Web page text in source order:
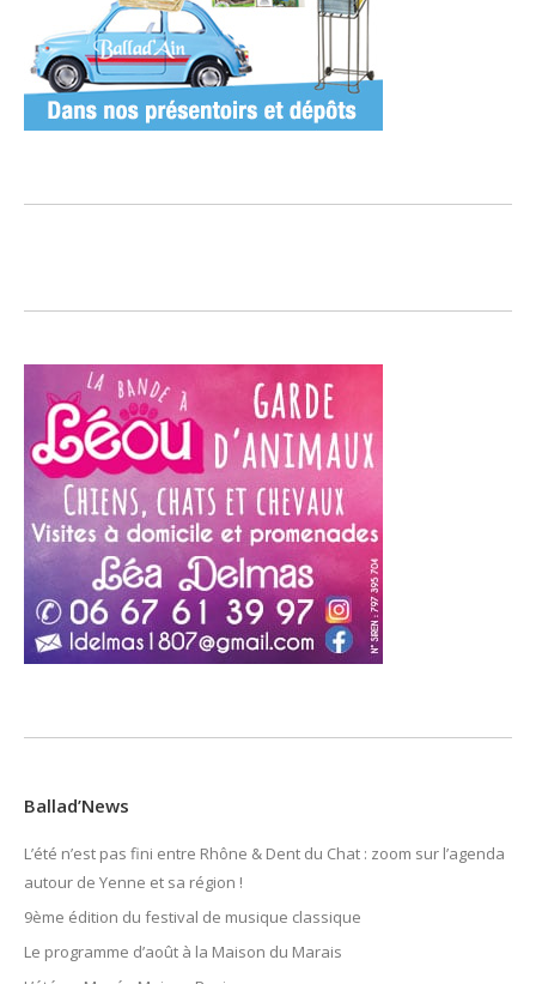
Ballad’News
L’été n’est pas fini entre Rhône & Dent du Chat : zoom sur l’agenda
autour de Yenne et sa région !
9ème édition du festival de musique classique
Le programme d’août à la Maison du Marais